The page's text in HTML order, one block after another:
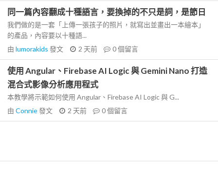
同一篇內容翻成十種語言，要換掉的不只是詞，是節日
我們做的是一套「上傳一張孩子的照片，就寫出並畫出一本繪本」
的產品，內容要以十種語...
由 lumorakids 發文 2 天前 0個留言
使用 Angular、Firebase AI Logic 與 Gemini Nano 打造
混合式影像分析應用程式
本教學將示範如何使用 Angular、Firebase AI Logic 與 G...
由 Connie發文 2 天前 0個留言